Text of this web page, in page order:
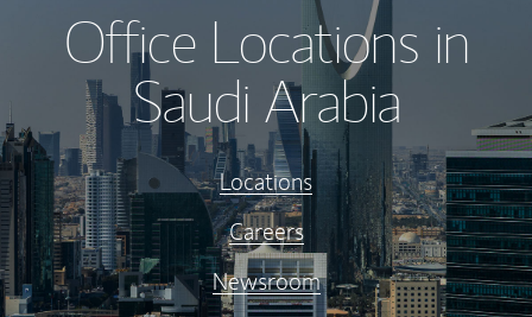
Office Locations in
Saudi Arabia
Locations
Careers
Newsroom